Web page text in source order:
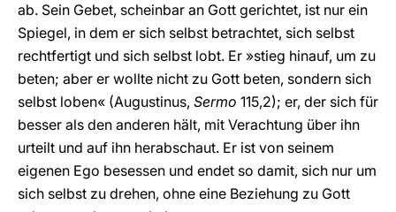
ab. Sein Gebet, scheinbar an Gott gerichtet, ist nur ein
Spiegel, in dem er sich selbst betrachtet, sich selbst
rechtfertigt und sich selbst lobt. Er »stieg hinauf, um zu
beten; aber er wollte nicht zu Gott beten, sondern sich
selbst loben« (Augustinus, Sermo 115,2); er, der sich für
besser als den anderen hält, mit Verachtung über ihn
urteilt und auf ihn herabschaut. Er ist von seinem
eigenen Ego besessen und endet so damit, sich nur um
sich selbst zu drehen, ohne eine Beziehung zu Gott